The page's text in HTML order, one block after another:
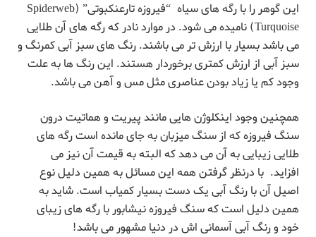
این گوهر را با رگه های سیاه “فیروزه تارعنکبوتی” (Spiderweb
Turquoise) نامیده می شود. در موارد نادر که رگه های آن طلایی
می باشد بسیار با ارزش تر می باشند. رنگ های سبز آبی کمرنگ و
سبز آبی از ارزش کمتری برخوردار هستند. این رنگ ها به علت
وجود کم یا زیاد بودن عناصری مثل مس و آهن می باشد.
همچنین وجود اینکلوژن هایی مانند پیریت و هماتیت درون
سنگ فیروزه که از سنگ میزبان به جای مانده است رگه های
طلایی زیبایی به آن می دهد که البته به قیمت آن نیز می
افزاید. با درنظر گرفتن همه این مسائل به همین دلیل نوع
اصیل آن با رنگ آبی یک دست بسیار کمیاب است. شاید به
همین دلیل است که سنگ فیروزه نیشابور با رگه های زیبای
خود و رنگ آبی آسمانی اش در دنیا مشهور می باشد!